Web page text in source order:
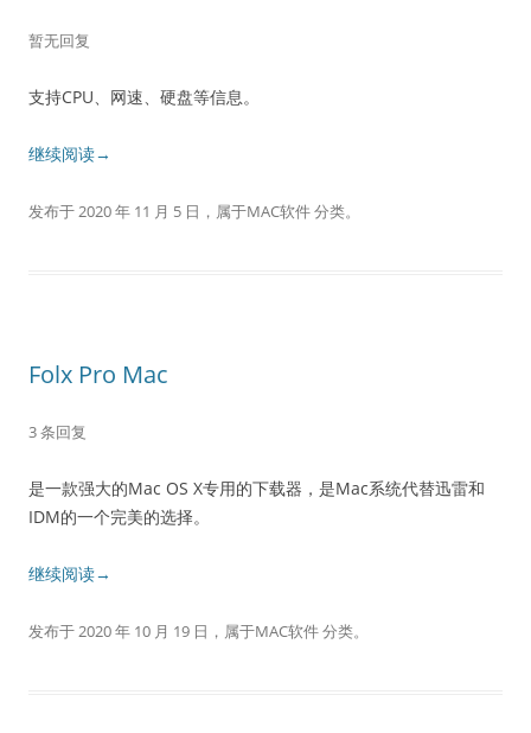
暂无回复
支持CPU、网速、硬盘等信息。
继续阅读→
发布于2020 年 11 月 5 日 ，属于MAC软件分类。
Folx Pro Mac
3 条回复
是一款强大的Mac OS X专用的下载器，是Mac系统代替迅雷和
IDM的一个完美的选择。
继续阅读→
发布于2020 年 10 月 19 日 ，属于MAC软件分类。